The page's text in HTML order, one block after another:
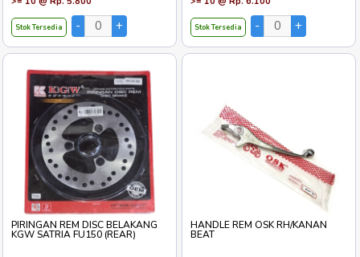
Stok Tersedia Stok Tersedia
PIRINGAN REM DISC BELAKANG
KGW SATRIA FU150 (REAR)
HANDLE REM OSK RH/KANAN
BEAT